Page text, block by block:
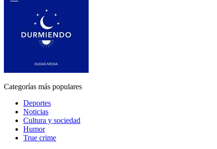
Categorías más populares
Deportes
Noticias
Cultura y sociedad
Humor
True crime